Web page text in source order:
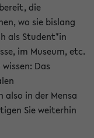
die
wo sie bislang
als Student*in
im Museum, etc.
Das
also in der Mensa
Sie weiterhin